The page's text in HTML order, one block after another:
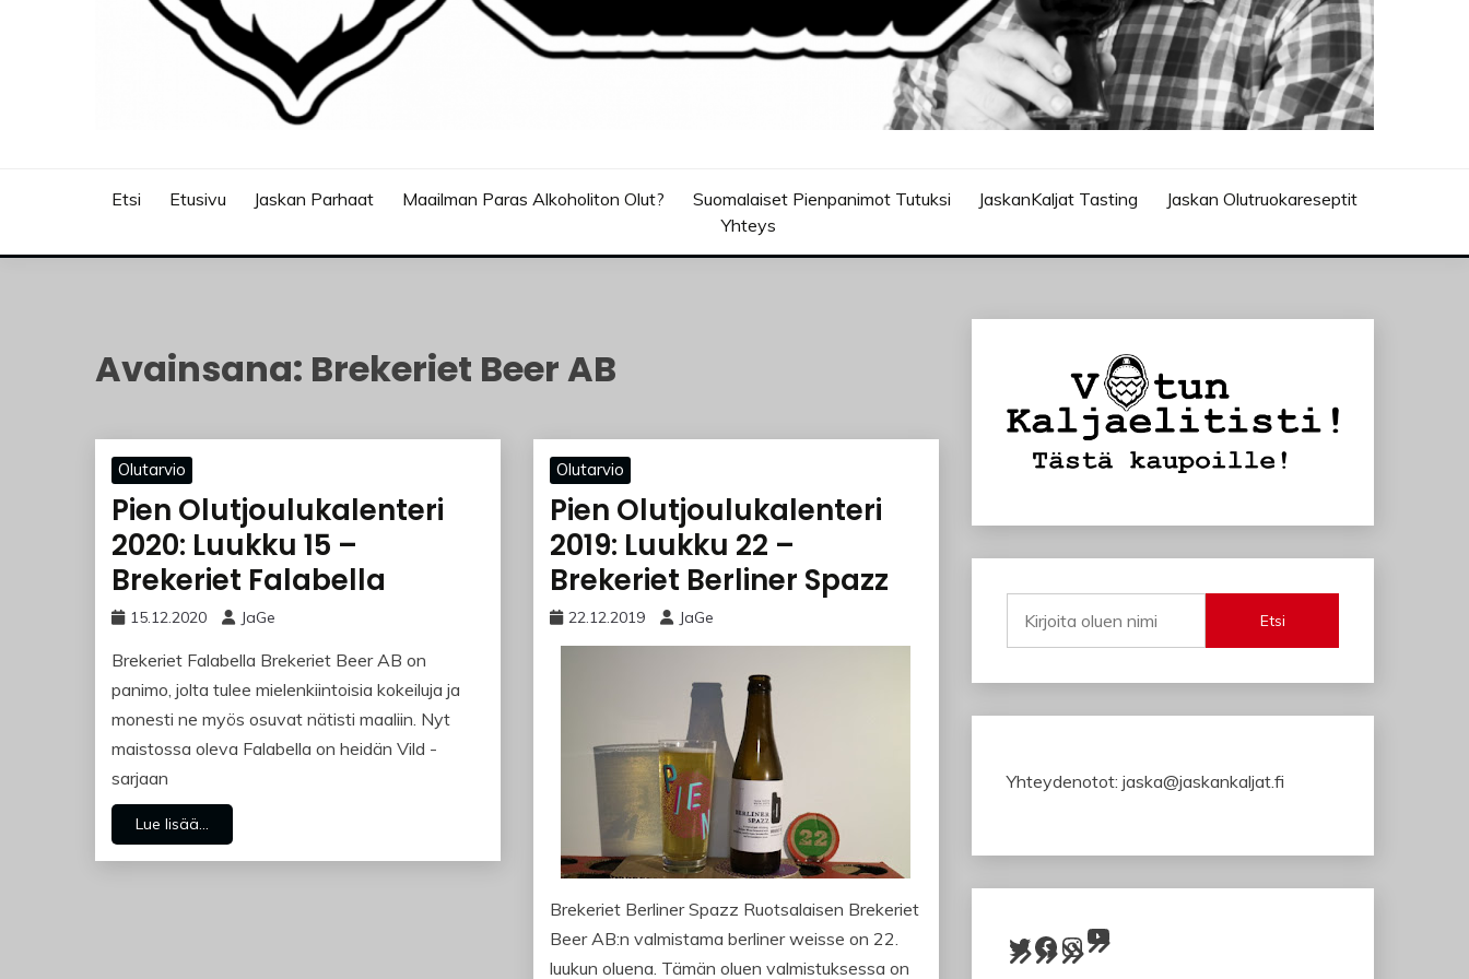
Etsi Etusivu Jaskan Parhaat Maailman Paras Alkoholiton Olut? Suomalaiset Pienpanimot Tutuksi JaskanKaljat Tasting
Jaskan Olutruokareseptit
Yhteys
Avainsana: Brekeriet Beer AB
Olutarvio
Pien Olutjoulukalenteri
2020: Luukku 15 –
Brekeriet Falabella
15.12.2020 JaGe
Brekeriet Falabella Brekeriet Beer AB on
panimo, jolta tulee mielenkiintoisia kokeiluja ja
monesti ne myös osuvat nätisti maaliin. Nyt
maistossa oleva Falabella on heidän Vild -
sarjaan
Lue lisää...
Olutarvio
Pien Olutjoulukalenteri
2019: Luukku 22 –
Brekeriet Berliner Spazz
22.12.2019 JaGe
Brekeriet Berliner Spazz Ruotsalaisen Brekeriet
Beer AB:n valmistama berliner weisse on 22.
luukun oluena. Tämän oluen valmistuksessa on
Etsi
Yhteydenotot: jaska@jaskankaljat.fi
Twitter Facebook InstagramYouTube